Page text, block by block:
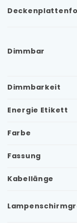
Dimmbar
Dimmbarkeit
Energie Etikett
Farbe
Fassung
Kabellänge